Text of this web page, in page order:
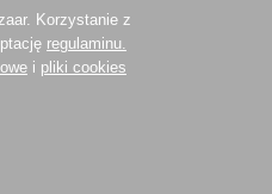
Korzystanie z
regulaminu.
i pliki cookies